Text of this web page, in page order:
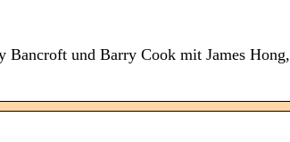
und Barry Cook mit James Hong,